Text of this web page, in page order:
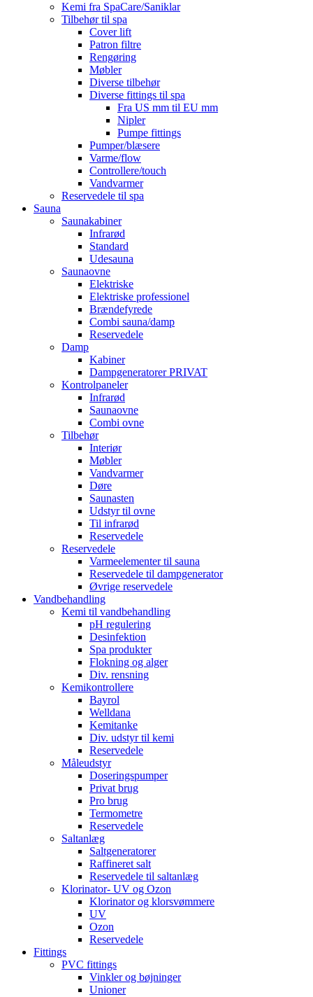
Kemi fra SpaCare/Saniklar
Tilbehør til spa
Cover lift
Patron filtre
Rengøring
Møbler
Diverse tilbehør
Diverse fittings til spa
Fra US mm til EU mm
Nipler
Pumpe fittings
Pumper/blæsere
Varme/flow
Controllere/touch
Vandvarmer
Reservedele til spa
Sauna
Saunakabiner
Infrarød
Standard
Udesauna
Saunaovne
Elektriske
Elektriske professionel
Brændefyrede
Combi sauna/damp
Reservedele
Damp
Kabiner
Dampgeneratorer PRIVAT
Kontrolpaneler
Infrarød
Saunaovne
Combi ovne
Tilbehør
Interiør
Møbler
Vandvarmer
Døre
Saunasten
Udstyr til ovne
Til infrarød
Reservedele
Reservedele
Varmeelementer til sauna
Reservedele til dampgenerator
Øvrige reservedele
Vandbehandling
Kemi til vandbehandling
pH regulering
Desinfektion
Spa produkter
Flokning og alger
Div. rensning
Kemikontrollere
Bayrol
Welldana
Kemitanke
Div. udstyr til kemi
Reservedele
Måleudstyr
Doseringspumper
Privat brug
Pro brug
Termometre
Reservedele
Saltanlæg
Saltgeneratorer
Raffineret salt
Reservedele til saltanlæg
Klorinator- UV og Ozon
Klorinator og klorsvømmere
UV
Ozon
Reservedele
Fittings
PVC fittings
Vinkler og bøjninger
Unioner